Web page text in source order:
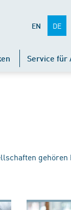
EN DE
Service für
gehören